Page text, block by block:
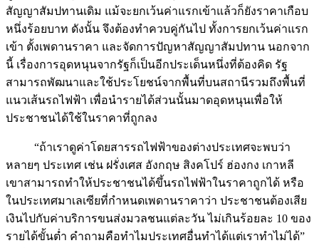
สัญญาสัมปทานเดิม แม้จะยกเว้นค่าแรกเข้าแล้วก็ยังราคาเกือบ
หนึ่งร้อยบาท ดังนั้น จึงต้องทำควบคู่กันไป ทั้งการยกเว้นค่าแรก
เข้า ตั้งเพดานราคา และจัดการปัญหาสัญญาสัมปทาน นอกจาก
นี้ เรื่องการอุดหนุนจากรัฐก็เป็นอีกประเด็นหนึ่งที่ต้องคิด รัฐ
สามารถพัฒนาและใช้ประโยชน์จากพื้นที่บนสถานีรวมถึงพื้นที่
แนวเส้นรถไฟฟ้า เพื่อนำรายได้ส่วนนั้นมาดอุดหนุนเพื่อให้
ประชาชนได้ใช้ในราคาที่ถูกลง
“ถ้าเราดูค่าโดยสารรถไฟฟ้าของต่างประเทศจะพบว่า
หลายๆ ประเทศ เช่น ฝรั่งเศส อังกฤษ สิงคโปร์ ฮ่องกง เกาหลี
เขาสามารถทำให้ประชาชนได้ขึ้นรถไฟฟ้าในราคาถูกได้ หรือ
ในประเทศมาเลเซียที่กำหนดเพดานราคาว่า ประชาชนต้องเสีย
เงินไปกับค่าบริการขนส่งมวลชนแต่ละวัน ไม่เกินร้อยละ 10 ของ
รายได้ขั้นต่ำ คำถามคือทำไมประเทศอื่นทำได้แต่เราทำไม่ได้”